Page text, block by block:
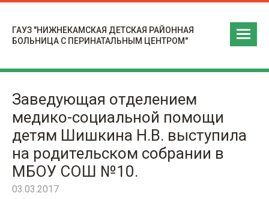
ГАУЗ "НИЖНЕКАМСКАЯ ДЕТСКАЯ РАЙОННАЯ
БОЛЬНИЦА С ПЕРИНАТАЛЬНЫМ ЦЕНТРОМ"
Заведующая отделением
медико-социальной помощи
детям Шишкина Н.В. выступила
на родительском собрании в
МБОУ СОШ №10.
03.03.2017